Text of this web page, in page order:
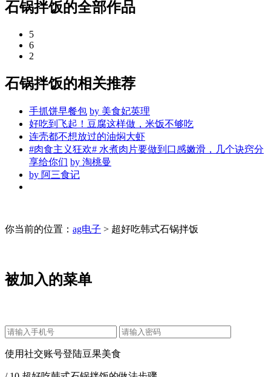
石锅拌饭的全部作品
5
6
2
石锅拌饭的相关推荐
手抓饼早餐包 by 美食妃英理
好吃到飞起！豆腐这样做，米饭不够吃
连壳都不想放过的油焖大虾
#肉食主义狂欢# 水煮肉片要做到口感嫩滑，几个诀窍分
享给你们 by 淘桃曼
by 阿三食记
你当前的位置： ag电子 > 超好吃韩式石锅拌饭
被加入的菜单
使用社交账号登陆豆果美食